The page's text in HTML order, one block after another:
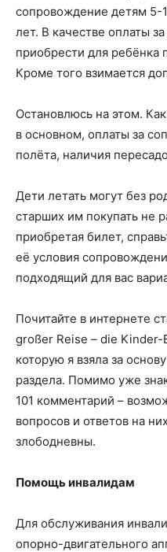
сопровождение детям 5-
лет. В качестве оплаты
приобрести для ребёнка
Кроме того взимается
Остановлюсь на этом.
в основном, оплаты за
полёта, наличия
Дети летать могут без
старших им покупать не
приобретая билет,
её условия
подходящий для вас
Почитайте в интернете
großer Reise – die
которую я взяла за
раздела. Помимо уже
101 комментарий –
вопросов и ответов на
злободневны.
Помощь инвалидам
Для обслуживания
опорно-двигательного